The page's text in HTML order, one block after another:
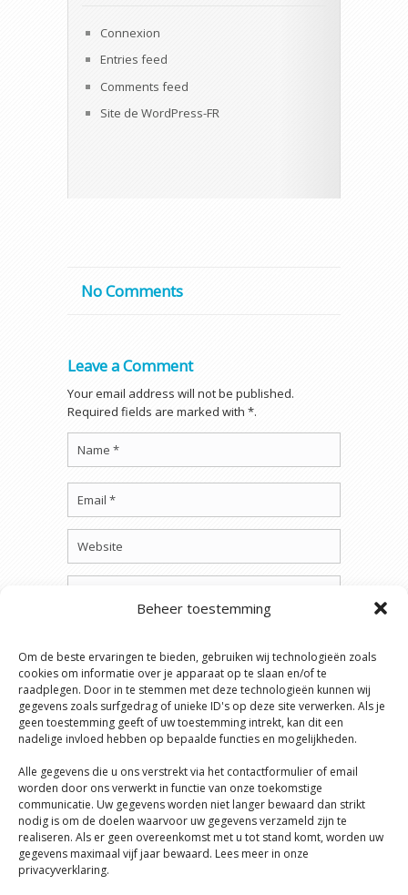
Beheer toestemming
Om de beste ervaringen te bieden, gebruiken wij technologieën zoals
cookies om informatie over je apparaat op te slaan en/of te
raadplegen. Door in te stemmen met deze technologieën kunnen wij
gegevens zoals surfgedrag of unieke ID's op deze site verwerken. Als je
geen toestemming geeft of uw toestemming intrekt, kan dit een
nadelige invloed hebben op bepaalde functies en mogelijkheden.
Alle gegevens die u ons verstrekt via het contactformulier of email
worden door ons verwerkt in functie van onze toekomstige
communicatie. Uw gegevens worden niet langer bewaard dan strikt
nodig is om de doelen waarvoor uw gegevens verzameld zijn te
realiseren. Als er geen overeenkomst met u tot stand komt, worden uw
gegevens maximaal vijf jaar bewaard. Lees meer in onze
privacyverklaring.
Connexion
Entries feed
Comments feed
Site de WordPress-FR
No Comments
Leave a Comment
Your email address will not be published.
Required fields are marked with *.